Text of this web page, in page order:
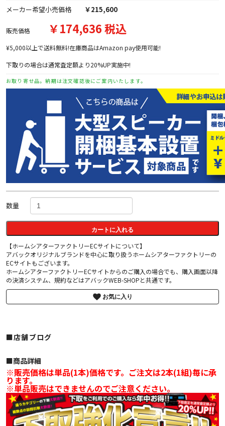
メーカー希望小売価格 ￥215,600
販売価格 ￥174,636 税込
¥5,000以上で送料無料!在庫商品はAmazon pay使用可能!
下取りの場合は通常査定額より20%UP実施中!
お取り寄せ品。納期は注文確認後にご案内いたします。
数量
カートに入れる
【ホームシアターファクトリーECサイトについて】
アバックオリジナルブランドを中心に取り扱うホームシアターファクトリーの
ECサイトもございます。
ホームシアターファクトリーECサイトからのご購入の場合でも、購入画面以降
の決済システム、規約などはアバックWEB-SHOPと共通です。
お気に入り
■店舗ブログ
■︎商品詳細
※販売価格は単品(1本)価格です。ご注文は2本(1組)毎に承
ります。
※単品販売はできませんのでご注意ください。